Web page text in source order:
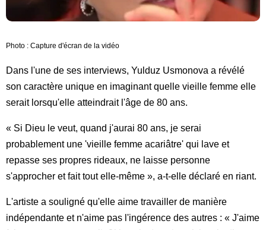
Photo : Capture d'écran de la vidéo
Dans l'une de ses interviews, Yulduz Usmonova a révélé
son caractère unique en imaginant quelle vieille femme elle
serait lorsqu'elle atteindrait l'âge de 80 ans.
« Si Dieu le veut, quand j'aurai 80 ans, je serai
probablement une 'vieille femme acariâtre' qui lave et
repasse ses propres rideaux, ne laisse personne
s'approcher et fait tout elle-même », a-t-elle déclaré en riant.
L'artiste a souligné qu'elle aime travailler de manière
indépendante et n'aime pas l'ingérence des autres : « J'aime